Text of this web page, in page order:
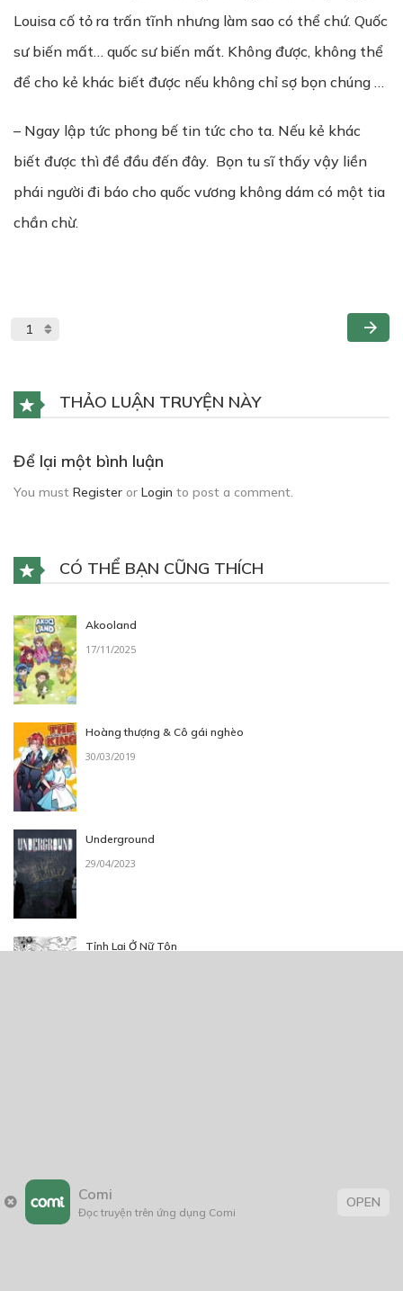
Louisa cố tỏ ra trấn tĩnh nhưng làm sao có thể chứ. Quốc
sư biến mất… quốc sư biến mất. Không được, không thể
để cho kẻ khác biết được nếu không chỉ sợ bọn chúng …
– Ngay lập tức phong bế tin tức cho ta. Nếu kẻ khác
biết được thì đề đầu đến đây. Bọn tu sĩ thấy vậy liền
phái người đi báo cho quốc vương không dám có một tia
chần chừ.
THẢO LUẬN TRUYỆN NÀY
Để lại một bình luận
You must Register or Login to post a comment.
CÓ THỂ BẠN CŨNG THÍCH
Akooland
17/11/2025
Hoàng thượng & Cô gái nghèo
30/03/2019
Underground
29/04/2023
Tỉnh Lại Ở Nữ Tôn
Trang chủ Về chúng tôi
Điều khoản sử dụng
Comi
Đọc truyện trên ứng dụng Comi
OPEN